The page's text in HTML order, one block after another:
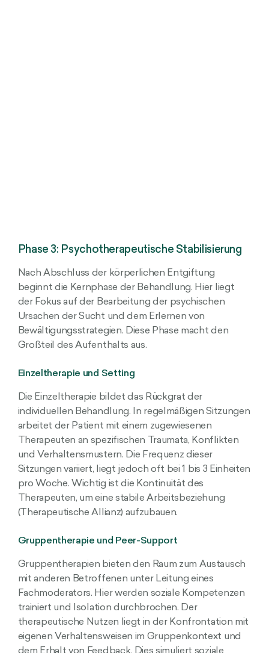
Phase 3: Psychotherapeutische Stabilisierung
Nach Abschluss der körperlichen Entgiftung
beginnt die Kernphase der Behandlung. Hier liegt
der Fokus auf der Bearbeitung der psychischen
Ursachen der Sucht und dem Erlernen von
Bewältigungsstrategien. Diese Phase macht den
Großteil des Aufenthalts aus.
Einzeltherapie und Setting
Die Einzeltherapie bildet das Rückgrat der
individuellen Behandlung. In regelmäßigen Sitzungen
arbeitet der Patient mit einem zugewiesenen
Therapeuten an spezifischen Traumata, Konflikten
und Verhaltensmustern. Die Frequenz dieser
Sitzungen variiert, liegt jedoch oft bei 1 bis 3 Einheiten
pro Woche. Wichtig ist die Kontinuität des
Therapeuten, um eine stabile Arbeitsbeziehung
(Therapeutische Allianz) aufzubauen.
Gruppentherapie und Peer-Support
Gruppentherapien bieten den Raum zum Austausch
mit anderen Betroffenen unter Leitung eines
Fachmoderators. Hier werden soziale Kompetenzen
trainiert und Isolation durchbrochen. Der
therapeutische Nutzen liegt in der Konfrontation mit
eigenen Verhaltensweisen im Gruppenkontext und